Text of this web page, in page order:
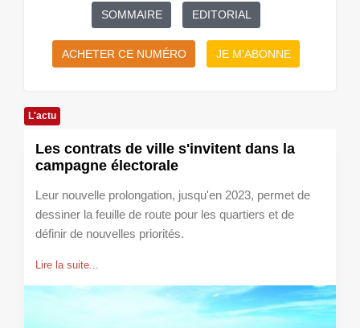
SOMMAIRE EDITORIAL
ACHETER CE NUMÉRO JE M'ABONNE
L'actu
Les contrats de ville s'invitent dans la
campagne électorale
Leur nouvelle prolongation, jusqu'en 2023, permet de
dessiner la feuille de route pour les quartiers et de
définir de nouvelles priorités.
Lire la suite...